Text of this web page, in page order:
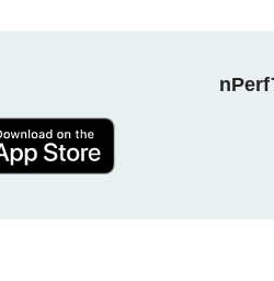
nPerf